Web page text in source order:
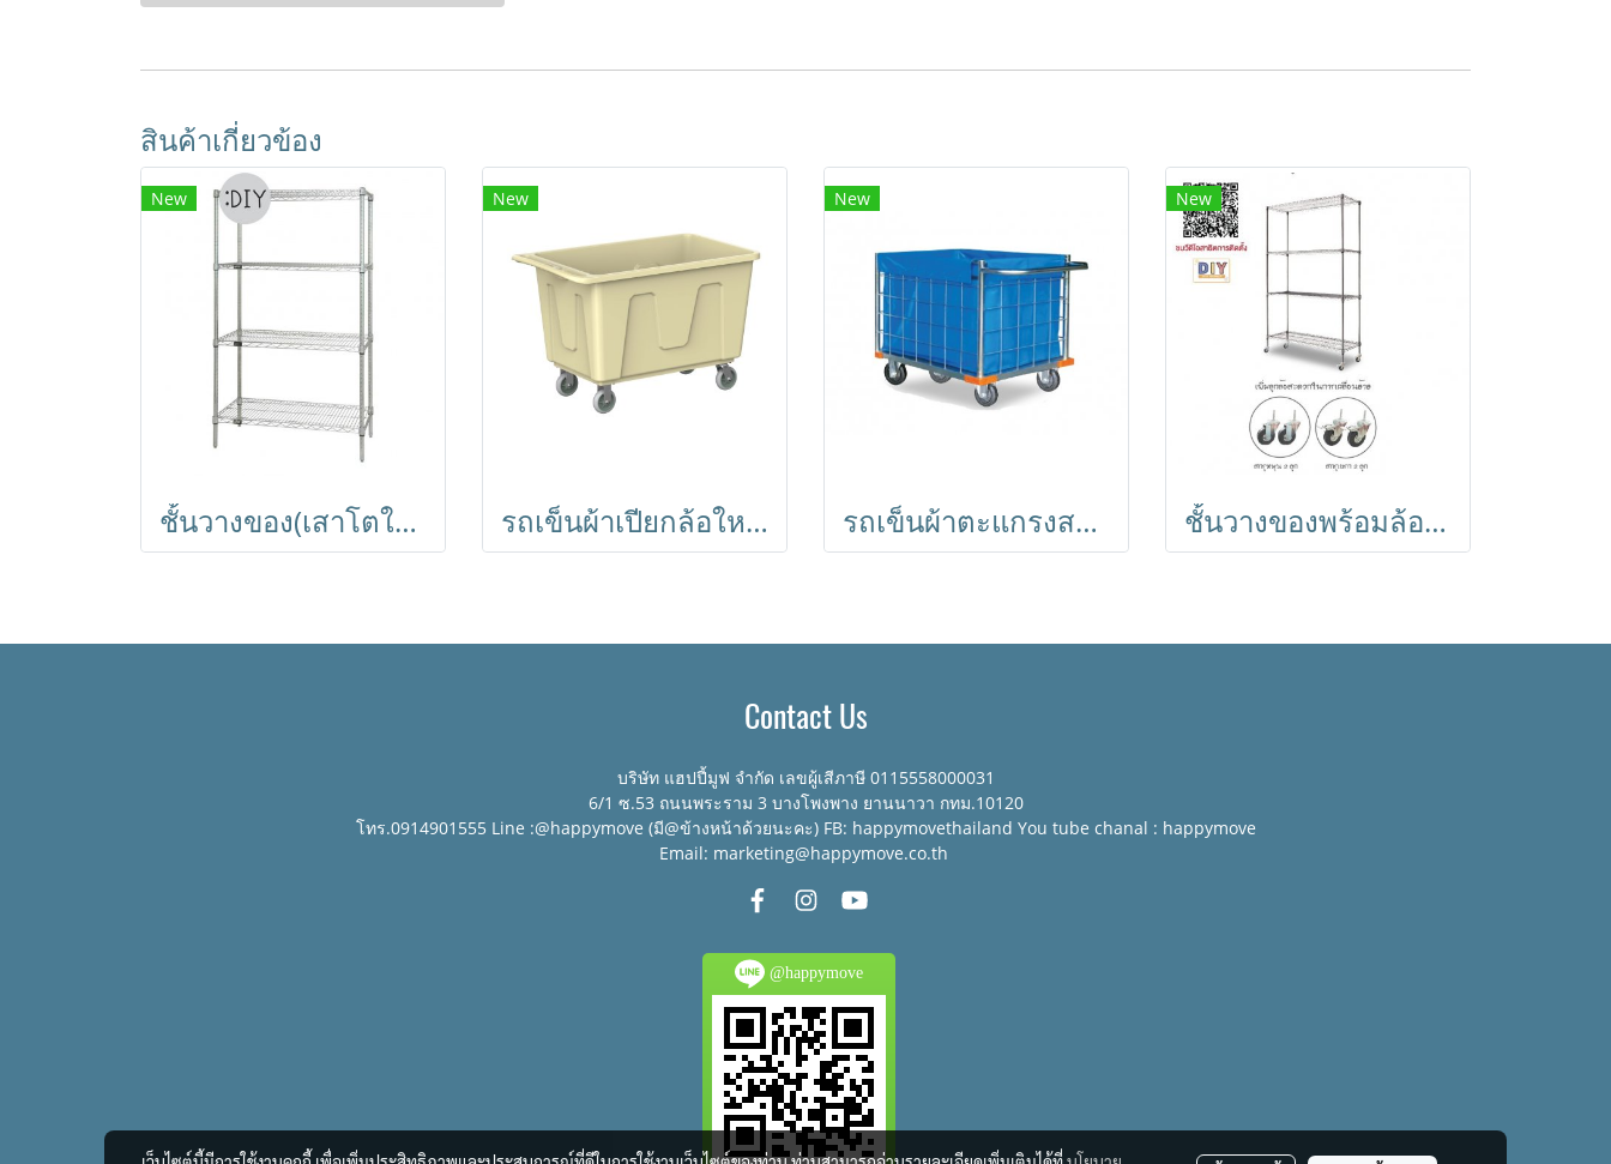
สินค้าเกี่ยวข้อง
New
ชั้นวางของ(เสาโตใหญ่1นิ้ว) ชั้นอเนกประสงค์ชุบโครเมี่ยม ชั้นวาง4ชั้น ถอดประกอบได้ Shelf ตรา Happy Move
New
รถเข็นผ้าเปียกล้อใหญ่6นิ้ว รถเข็นอเนกประสงค์ รถเข็นถัง รถเข็นแยกขยะ รถเข็นของ รถเข็นถังพลาสติก HORECAT 56121
New
รถเข็นผ้าตะแกรงสแตนเลส มีแฮนด์จับพร้อมผ้าคูนิลอน HORECAT code 40397
New
ชั้นวางของพร้อมล้อ (เสาโตใหญ่1นิ้ว) ชั้นอเนกประสงค์ชุบโครเมี่ยม ชั้นวาง4ชั้น ถอดประกอบได้ Shelf ตรา Happy Move
Contact Us
บริษัท แฮปปี้มูฟ จำกัด เลขผู้เสีภาษี 0115558000031
6/1 ซ.53 ถนนพระราม 3 บางโพงพาง ยานนาวา กทม.10120
โทร.0914901555 Line :@happymove (มี@ข้างหน้าด้วยนะคะ) FB: happymovethailand You tube chanal : happymove
Email: marketing@happymove.co.th
@happymove